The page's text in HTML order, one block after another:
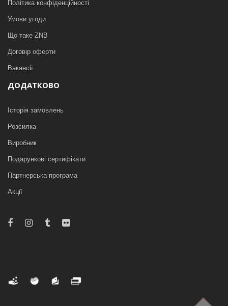
Політика конфіденційності
Умови угоди
Що таке ZNB
Договір оферти
Вакансії
ДОДАТКОВО
Історія замовлень
Розсилка
Виробник
Подарункові сертифікати
Партнерська програма
Акції